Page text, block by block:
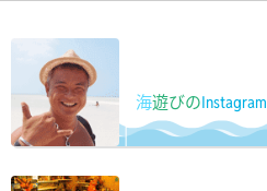
海遊びのInstagram